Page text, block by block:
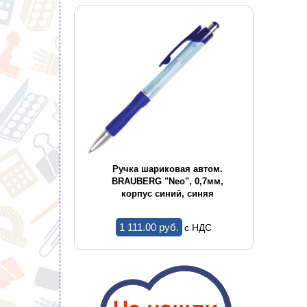
А4 OFFICE
НДС
Ручка шариковая автом.
BRAUBERG "Neo", 0,7мм,
корпус синий, синяя
1 111.00 pуб. c НДС